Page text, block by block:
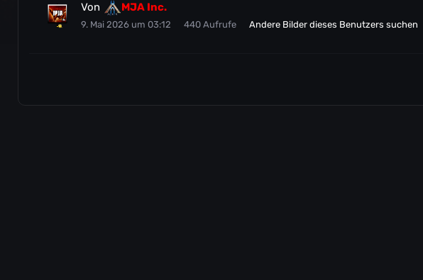
Von MJA Inc.
9. Mai 2026 um 03:12 440 Aufrufe Andere Bilder dieses Benutzers suchen